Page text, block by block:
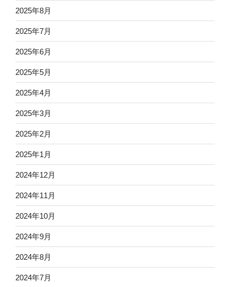
2025年8月
2025年7月
2025年6月
2025年5月
2025年4月
2025年3月
2025年2月
2025年1月
2024年12月
2024年11月
2024年10月
2024年9月
2024年8月
2024年7月